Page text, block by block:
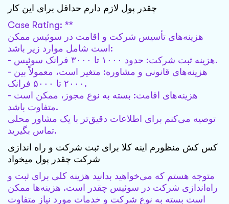
چقدر پول لازم دارم حداقل برای این کار
Case Rating: **
هزینه‌های تأسیس شرکت و اقامت در سوئیس ممکن
است شامل موارد زیر باشد:
- هزینه ثبت شرکت: حدود ۱۰۰۰ تا ۳۰۰۰ فرانک سوئیس.
- هزینه‌های قانونی و مشاوره: متغیر است، معمولاً بین
۲۰۰۰ تا ۵۰۰۰ فرانک.
- هزینه‌های اقامت: بسته به نوع مجوز، ممکن است
متفاوت باشد.
توصیه می‌کنم برای اطلاعات دقیق‌تر با یک مشاور محلی
تماس بگیرید.
کس کش منظورم اینه کلا برای ثبت شرکت و راه اندازی
شرکت چقدر پول میخواد
متوجه هستم که می‌خواهید بدانید هزینه کلی برای ثبت و
راه‌اندازی شرکت در سوئیس چقدر است. هزینه‌ها ممکن
است بسته به نوع شرکت و خدمات مورد نیاز متفاوت